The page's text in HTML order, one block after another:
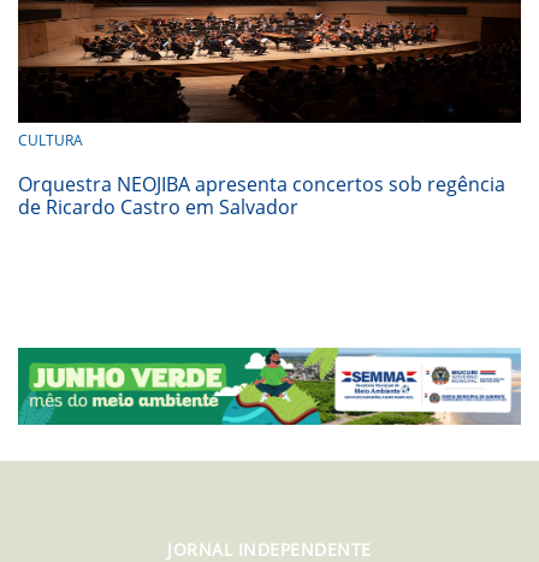
CULTURA
Orquestra NEOJIBA apresenta concertos sob regência
de Ricardo Castro em Salvador
JORNAL INDEPENDENTE